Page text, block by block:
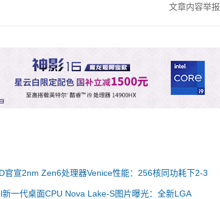
文章内容举报
官宣2nm Zen6处理器Venice性能：256核同功耗下2-3
新一代桌面CPU Nova Lake-S图片曝光：全新LGA